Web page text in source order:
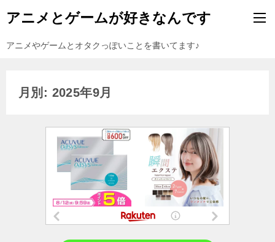
アニメとゲームが好きなんです
アニメやゲームとオタクっぽいことを書いてます♪
月別: 2025年9月